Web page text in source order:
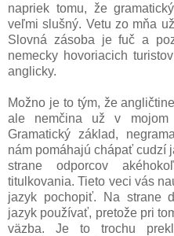
napriek tomu, že
veľmi slušný. Vetu zo mňa
Slovná zásoba je fuč a
nemecky hovoriacich
anglicky.
Možno je to tým, že
ale nemčina už v mojom
Gramatický základ,
nám pomáhajú chápať cudzí
strane odporcov
titulkovania. Tieto veci vás
jazyk pochopiť. Na strane
jazyk používať, pretože pri
väzba. Je to trochu